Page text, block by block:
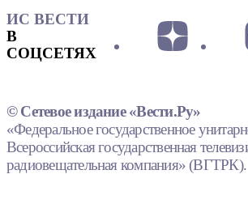
ИС ВЕСТИ
В
СОЦСЕТЯХ
© Сетевое издание «Вести.Ру»
«Федеральное государственное
Всероссийская государственная
радиовещательная компания» (ВГТРК).